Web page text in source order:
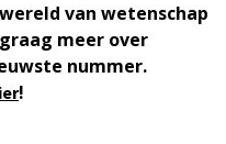
van wetenschap
meer over
nummer.
!